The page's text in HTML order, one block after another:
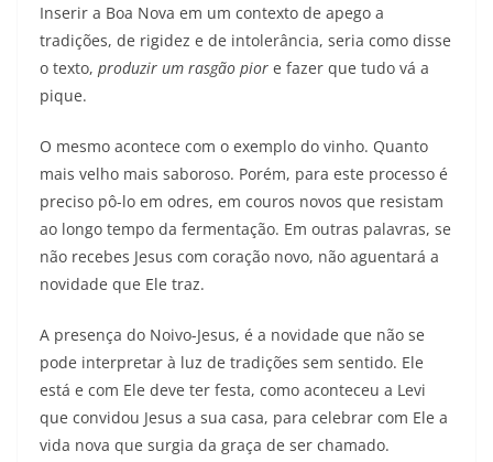
Inserir a Boa Nova em um contexto de apego a
tradições, de rigidez e de intolerância, seria como disse
o texto, produzir um rasgão pior e fazer que tudo vá a
pique.
O mesmo acontece com o exemplo do vinho. Quanto
mais velho mais saboroso. Porém, para este processo é
preciso pô-lo em odres, em couros novos que resistam
ao longo tempo da fermentação. Em outras palavras, se
não recebes Jesus com coração novo, não aguentará a
novidade que Ele traz.
A presença do Noivo-Jesus, é a novidade que não se
pode interpretar à luz de tradições sem sentido. Ele
está e com Ele deve ter festa, como aconteceu a Levi
que convidou Jesus a sua casa, para celebrar com Ele a
vida nova que surgia da graça de ser chamado.